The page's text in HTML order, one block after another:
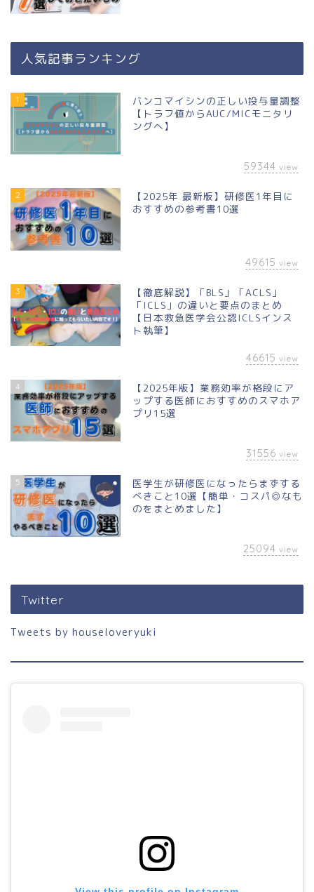
人気記事ランキング
1
バンコマイシンの正しい投与量調整
【トラフ値からAUC/MICモニタリ
ングへ】
59344 view
2
【2025年 最新版】研修医1年目に
おすすめの参考書10選
49615 view
3
【徹底解説】「BLS」「ACLS」
「ICLS」の違いと要点のまとめ
【日本救急医学会公認ICLSインス
ト執筆】
46615 view
4
【2025年版】業務効率が格段にア
ップする医師におすすめのスマホア
プリ15選
31556 view
5
医学生が研修医になったらまずする
べきこと10選【簡単・コスパ◎なも
のをまとめました】
25094 view
Twitter
Tweets by houseloveryuki